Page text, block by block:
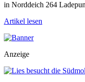
in Norddeich 264
Artikel lesen
Anzeige